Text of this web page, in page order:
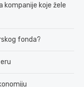
kompanije koje žele
fonda?